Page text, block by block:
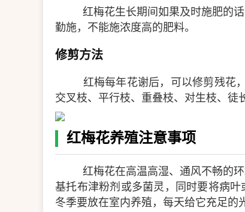
红梅花生长期间如果及时施肥的
勤施，不能施浓度高的肥料。
修剪方法
红梅每年花谢后，可以修剪残花
交叉枝、平行枝、重叠枝、对生枝、徒
红梅花养殖注意事项
红梅花在高温高湿、通风不畅的
基托布津粉剂或多菌灵，同时要将病
冬季要放在室内养殖，每天给它充足的